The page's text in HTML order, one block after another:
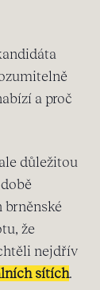
a proč
důležitou
brněnské
že
nejdřív
sítích.